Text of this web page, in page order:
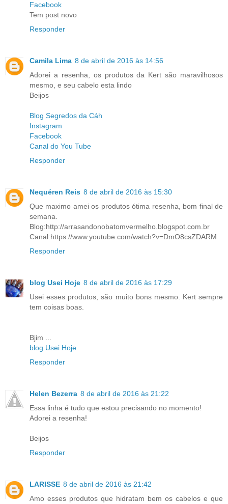
Facebook
Tem post novo
Responder
Camila Lima 8 de abril de 2016 às 14:56
Adorei a resenha, os produtos da Kert são maravilhosos
mesmo, e seu cabelo esta lindo
Beijos
Blog Segredos da Cáh
Instagram
Facebook
Canal do You Tube
Responder
Nequéren Reis 8 de abril de 2016 às 15:30
Que maximo amei os produtos ótima resenha, bom final de
semana.
Blog:http://arrasandonobatomvermelho.blogspot.com.br
Canal:https://www.youtube.com/watch?v=DmO8csZDARM
Responder
blog Usei Hoje 8 de abril de 2016 às 17:29
Usei esses produtos, são muito bons mesmo. Kert sempre
tem coisas boas.
Bjim ...
blog Usei Hoje
Responder
Helen Bezerra 8 de abril de 2016 às 21:22
Essa linha é tudo que estou precisando no momento!
Adorei a resenha!
Beijos
Responder
LARISSE 8 de abril de 2016 às 21:42
Amo esses produtos que hidratam bem os cabelos e que